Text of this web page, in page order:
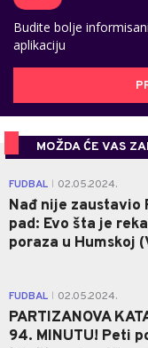
Budite bolje
aplikaciju
MOŽDA ĆE VAS
FUDBAL 02.05.2024.
Nađ nije zaustavio
pad: Evo šta je
poraza u Humskoj
FUDBAL 02.05.2024.
PARTIZANOVA
94. MINUTU! Peti